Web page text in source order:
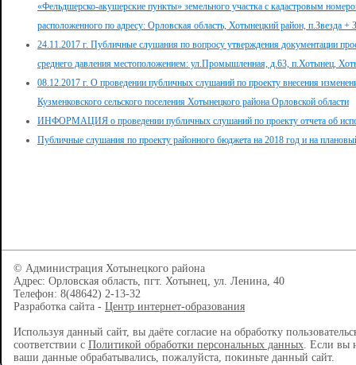
«Фельдшерско-акушерские пункты» земельного участка с кадастровым
расположенного по адресу: Орловская область, Хотынецкий район,
24.11.2017 г. Публичные слушания по вопросу утверждения документации
среднего давления местоположением: ул.Промышленная, д.63, п.Хотынец,
08.12.2017 г. О проведении публичных слушаний по проекту внесения
Кузменковского сельского поселения Хотынецкого района Орловской области
ИНФОРМАЦИЯ о проведении публичных слушаний по проекту отчета об
Публичные слушания по проекту районного бюджета на 2018 год и на
© Администрация Хотынецкого района
Адрес: Орловская область, пгт. Хотынец, ул. Ленина, 40
Телефон: 8(48642) 2-13-32
Разработка сайта - Центр интернет-образования
Используя данный сайт, вы даёте согласие на обработку
соответствии с Политикой обработки персональных данных. Если вы
ваши данные обрабатывались, пожалуйста, покиньте данный сайт.